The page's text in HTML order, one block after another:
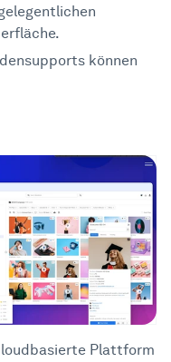
können
Plattform